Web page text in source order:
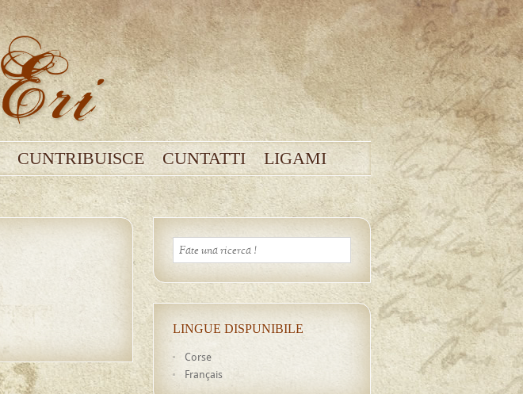
CUNTRIBUISCE CUNTATTI LIGAMI
LINGUE DISPUNIBILE
Corse
Français